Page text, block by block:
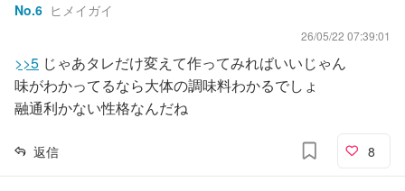
No.6 ヒメイガイ
26/05/22 07:39:01
>>5 じゃあタレだけ変えて作ってみればいいじゃん
味がわかってるなら大体の調味料わかるでしょ
融通利かない性格なんだね
返信 8